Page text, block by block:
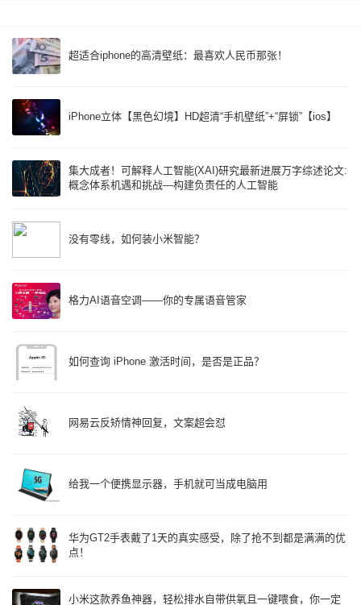
超适合iphone的高清壁纸：最喜欢人民币那张！
iPhone立体【黑色幻境】HD超清“手机壁纸”+“屏锁”【ios】
集大成者！可解释人工智能(XAI)研究最新进展万字综述论文:
概念体系机遇和挑战—构建负责任的人工智能
没有零线，如何装小米智能？
格力AI语音空调——你的专属语音管家
如何查询 iPhone 激活时间，是否是正品？
网易云反矫情神回复，文案超会怼
给我一个便携显示器，手机就可当成电脑用
华为GT2手表戴了1天的真实感受，除了抢不到都是满满的优
点！
小米这款养鱼神器，轻松排水自带供氧且一键喂食，你一定